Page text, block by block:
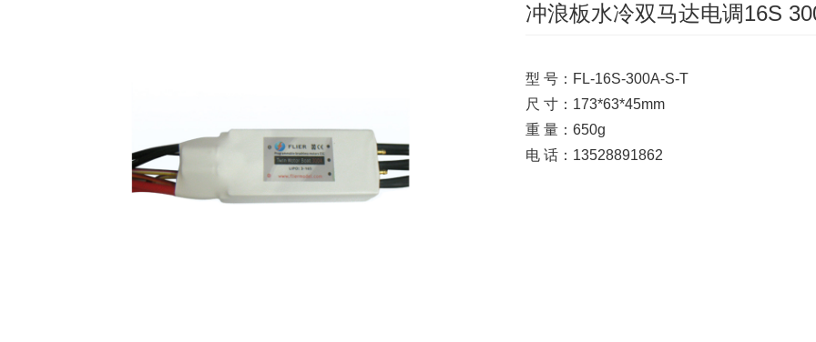
冲浪板水冷双马达电调16S
型 号：FL-16S-300A-S-T
尺 寸： 173*63*45mm
重 量：650g
电 话：13528891862